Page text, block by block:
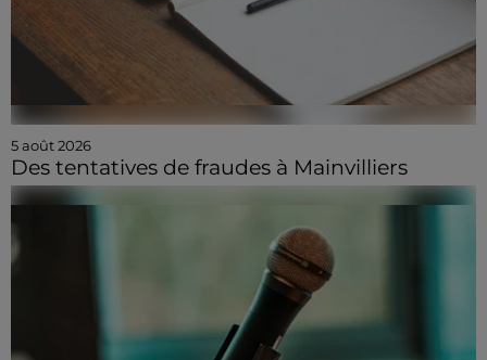
5 août 2026
Des tentatives de fraudes à Mainvilliers